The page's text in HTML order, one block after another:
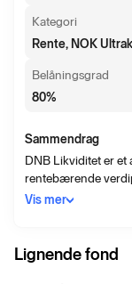
Kategori
Belåningsgrad
80%
Sammendrag
DNB Likviditet er et
rentebærende
kroner. De
referanseindeks
Vis mer
Lignende fond